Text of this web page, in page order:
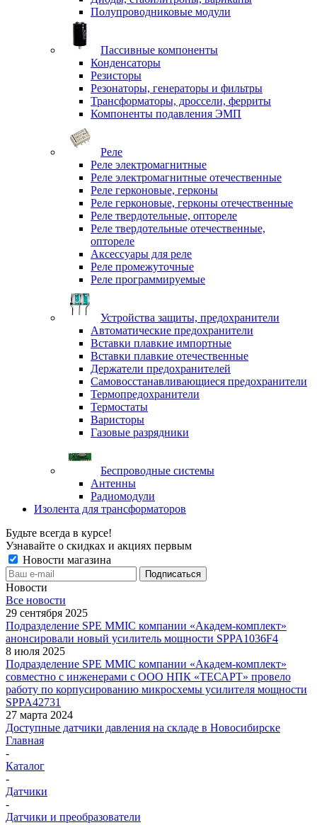
Полупроводниковые модули
Пассивные компоненты
Конденсаторы
Резисторы
Резонаторы, генераторы и фильтры
Трансформаторы, дроссели, ферриты
Компоненты подавления ЭМП
Реле
Реле электромагнитные
Реле электромагнитные отечественные
Реле герконовые, герконы
Реле герконовые, герконы отечественные
Реле твердотельные, оптореле
Реле твердотельные отечественные,
оптореле
Аксессуары для реле
Реле промежуточные
Реле программируемые
Устройства защиты, предохранители
Автоматические предохранители
Вставки плавкие импортные
Вставки плавкие отечественные
Держатели предохранителей
Самовосстанавливающиеся предохранители
Термопредохранители
Термостаты
Варисторы
Газовые разрядники
Беспроводные системы
Антенны
Радиомодули
Изолента для трансформаторов
Будьте всегда в курсе!
Узнавайте о скидках и акциях первым
Новости магазина
Новости
Все новости
29 сентября 2025
Подразделение SPE MMIC компании «Академ-комплект»
анонсировали новый усилитель мощности SPPA1036F4
8 июля 2025
Подразделение SPE MMIC компании «Академ-комплект»
совместно с инженерами с ООО НПК «ТЕСАРТ» провело
работу по корпусированию микросхемы усилителя мощности
SPPA42731
27 марта 2024
Доступные датчики давления на складе в Новосибирске
Главная
-
Каталог
-
Датчики
-
Датчики и преобразователи